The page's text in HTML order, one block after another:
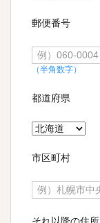
郵便番号
（半角数字）
都道府県
市区町村
それ以降の住所